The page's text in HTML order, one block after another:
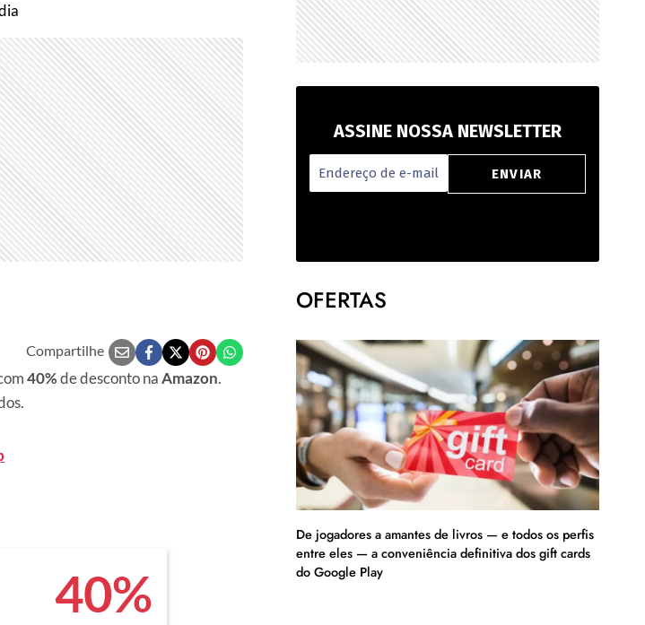
Compartilhe
40%de desconto naAmazon.
40%
ASSINE NOSSA NEWSLETTER
OFERTAS
De jogadores a amantes de livros — e todos os perfis
entre eles — a conveniência definitiva dos gift cards
do Google Play